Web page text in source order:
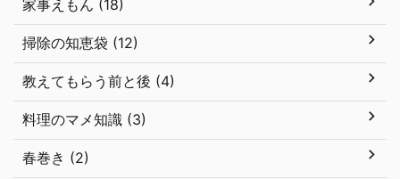
家事えもん (18)
掃除の知恵袋 (12)
教えてもらう前と後 (4)
料理のマメ知識 (3)
春巻き (2)